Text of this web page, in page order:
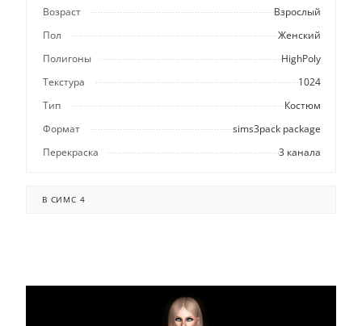
Возраст
Взрослый
Пол
Женский
Полигоны
HighPoly
Текстура
1024
Тип
Костюм
Формат
sims3pack package
Перекраска
3 канала
В СИМС 4